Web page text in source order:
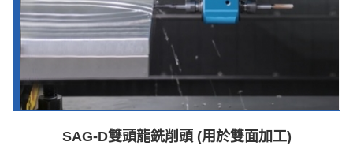
SAG-D雙頭龍銑削頭 (用於雙面加工)